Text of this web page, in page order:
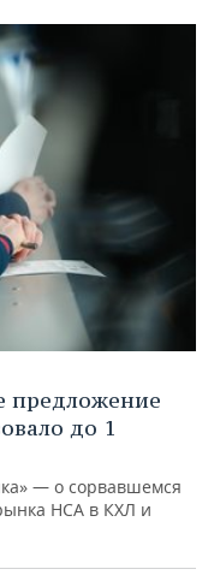
предложение
до 1
— о сорвавшемся
НСА в КХЛ и